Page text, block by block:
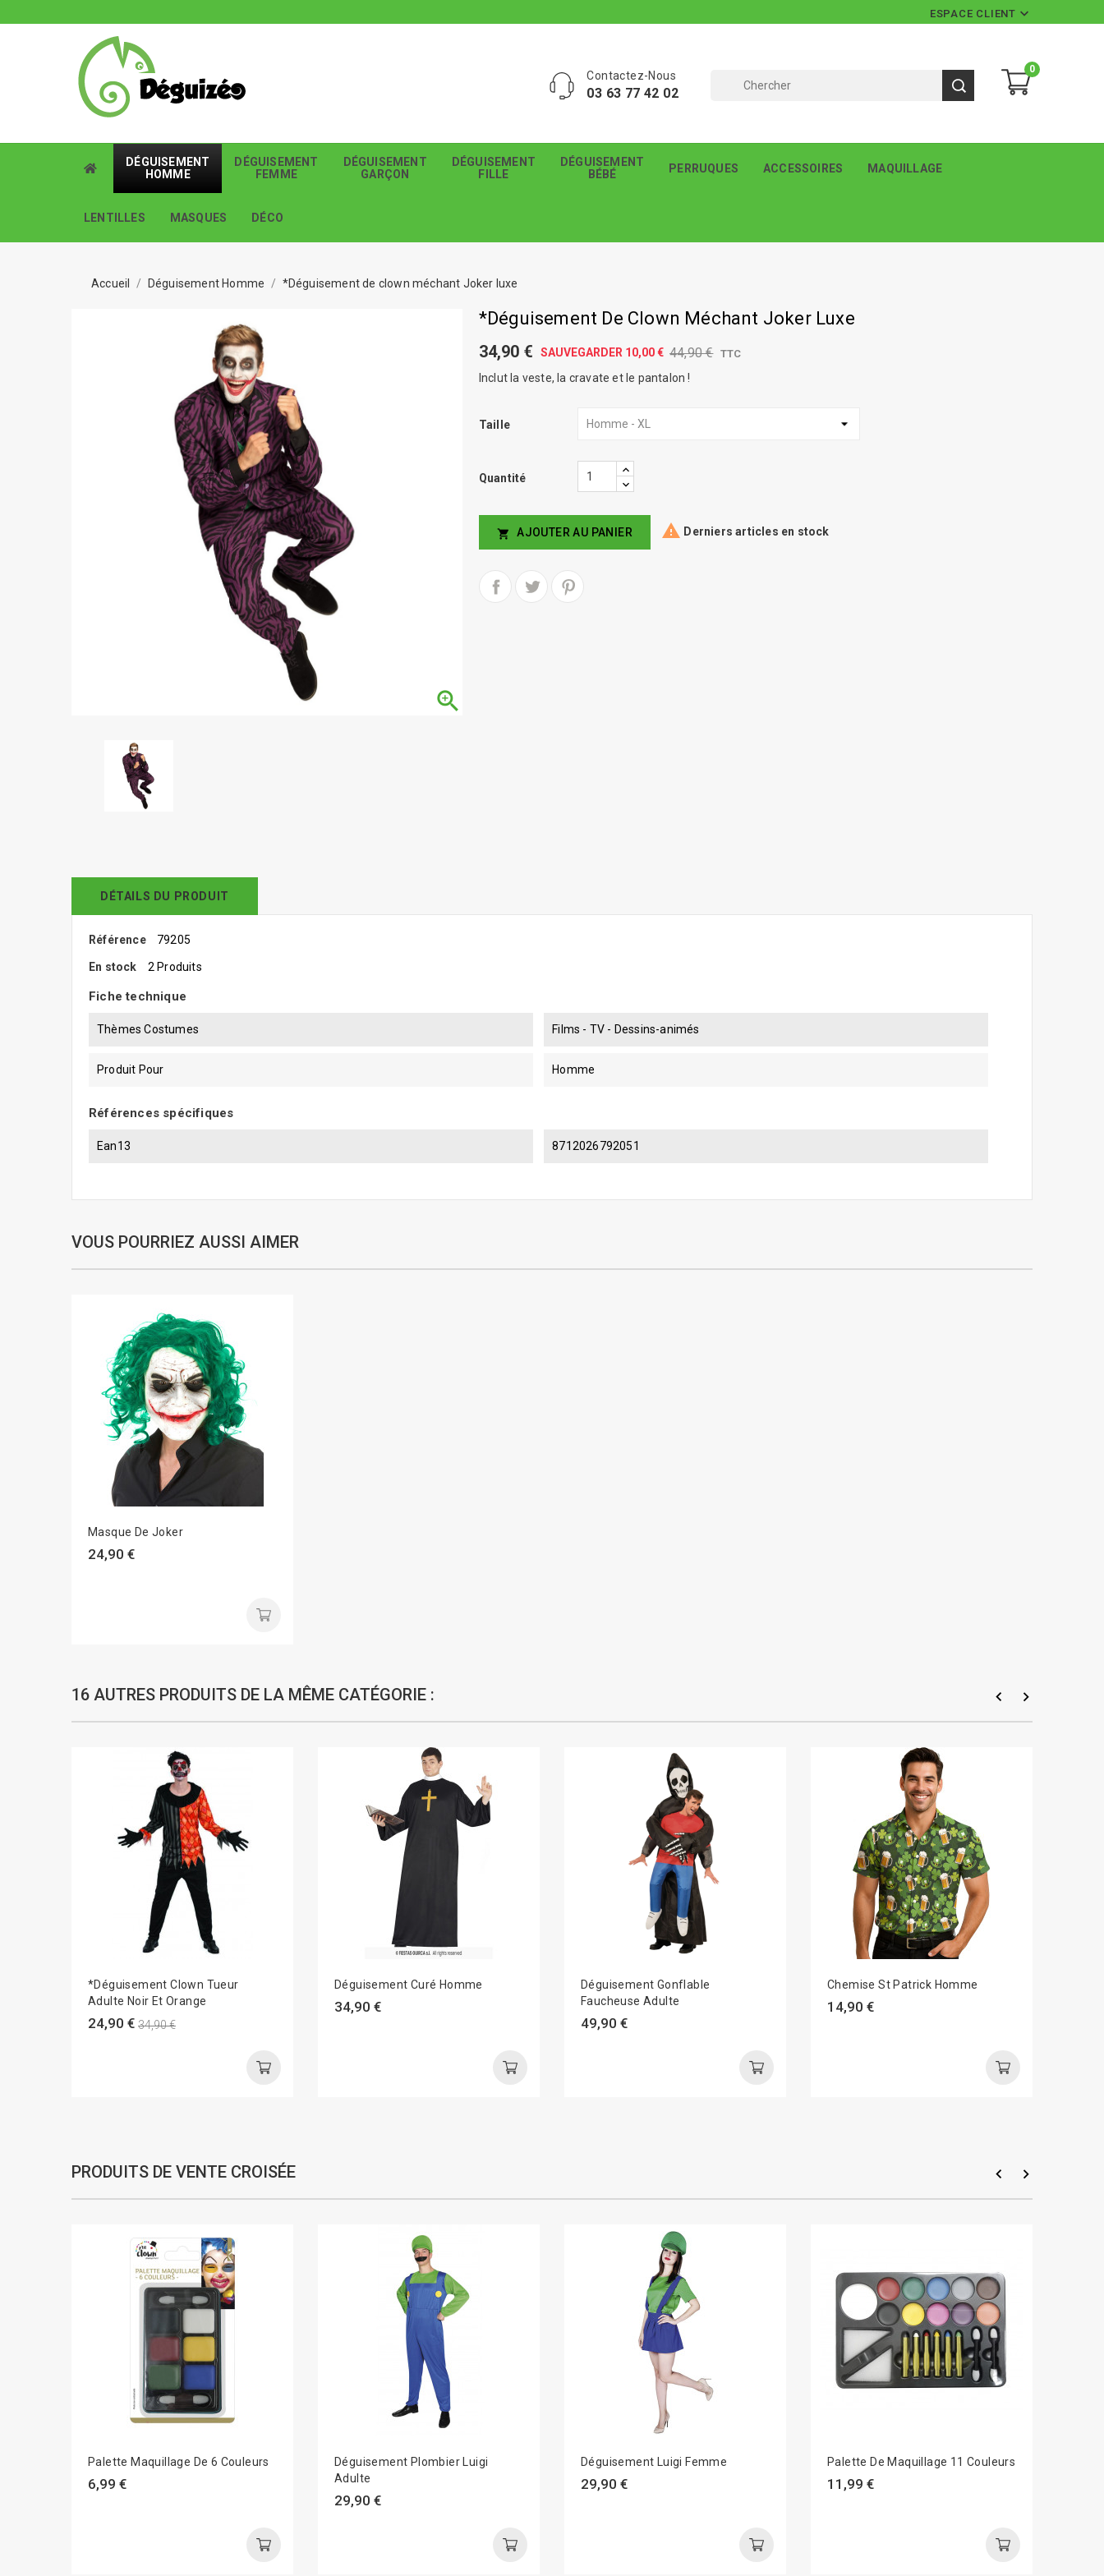
ESPACE CLIENT 
0
Contactez-Nous
03 63 77 42 02
DÉGUISEMENT
HOMME
DÉGUISEMENT
FEMME
DÉGUISEMENT
GARÇON
DÉGUISEMENT
FILLE
DÉGUISEMENT
BÉBÉ
PERRUQUES ACCESSOIRES MAQUILLAGE
LENTILLES MASQUES DÉCO
Accueil Déguisement Homme *Déguisement de clown méchant Joker luxe

*Déguisement De Clown Méchant Joker Luxe
34,90 € SAUVEGARDER 10,00 € 44,90 € TTC
Inclut la veste, la cravate et le pantalon !
Taille
Quantité
 AJOUTER AU PANIER  Derniers articles en stock
DÉTAILS DU PRODUIT
Référence 79205
En stock 2 Produits
Fiche technique
Thèmes Costumes Films - TV - Dessins-animés
Produit Pour Homme
Références spécifiques
Ean13 8712026792051
VOUS POURRIEZ AUSSI AIMER
Masque De Joker
24,90 €
16 AUTRES PRODUITS DE LA MÊME CATÉGORIE :
*Déguisement Clown Tueur
Adulte Noir Et Orange
24,90 € 34,90 €
Déguisement Curé Homme
34,90 €
Déguisement Gonflable
Faucheuse Adulte
49,90 €
Chemise St Patrick Homme
14,90 €
PRODUITS DE VENTE CROISÉE
Palette Maquillage De 6 Couleurs
6,99 €
Déguisement Plombier Luigi
Adulte
29,90 €
Déguisement Luigi Femme
29,90 €
Palette De Maquillage 11 Couleurs
11,99 €